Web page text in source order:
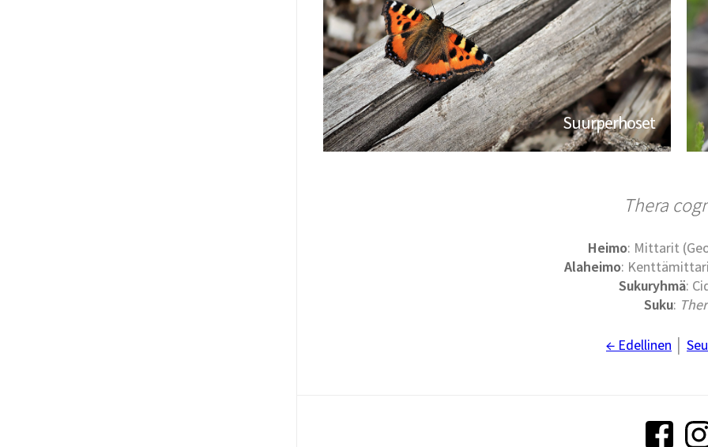
Suurperhoset
Thera
Heimo: Mittarit
Alaheimo:
Sukuryhmä:
Suku:
← Edellinen